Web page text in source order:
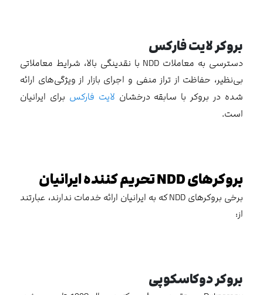
بروکر لایت فارکس
دسترسی به معاملات NDD با نقدینگی بالا، شرایط معاملاتی
بی‌نظیر، حفاظت از تراز منفی و اجرای بازار از ویژگی‌های ارائه
شده در بروکر با سابقه درخشان لایت فارکس برای ایرانیان
است.
بروکرهایNDDتحریم کننده ایرانیان
برخی بروکرهای NDD که به ایرانیان ارائه خدمات ندارند، عبارتند
از:
بروکر دوکاسکوپی